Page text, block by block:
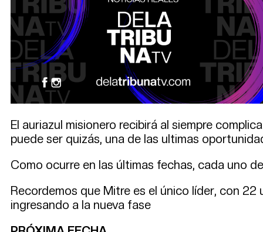
El auriazul misionero recibirá al siempre
puede ser quizás, una de las ultimas
Como ocurre en las últimas fechas, cada uno
Recordemos que Mitre es el único líder, con
ingresando a la nueva fase